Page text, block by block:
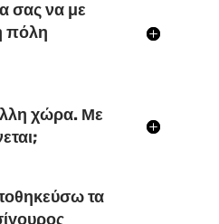
σας να με
πόλη
χώρα. Με
τα